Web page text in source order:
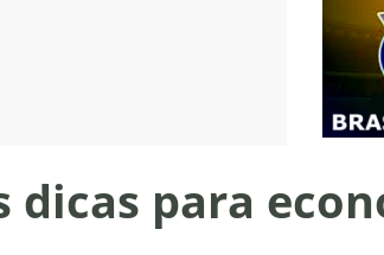
dicas para